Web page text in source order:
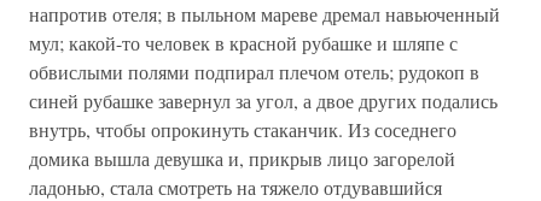
напротив отеля; в пыльном мареве дремал навьюченный
мул; какой-то человек в красной рубашке и шляпе с
обвислыми полями подпирал плечом отель; рудокоп в
синей рубашке завернул за угол, а двое других подались
внутрь, чтобы опрокинуть стаканчик. Из соседнего
домика вышла девушка и, прикрыв лицо загорелой
ладонью, стала смотреть на тяжело отдувавшийся